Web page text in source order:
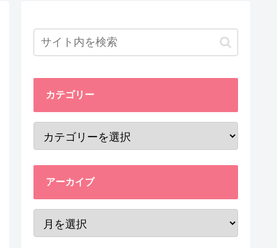
カテゴリー
アーカイブ